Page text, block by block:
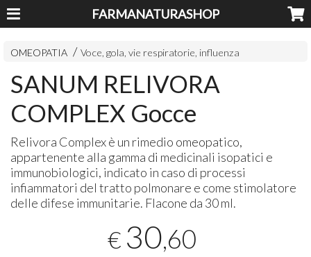
FARMANATURASHOP
OMEOPATIA Voce, gola, vie respiratorie, influenza
SANUM RELIVORA
COMPLEX Gocce
Relivora Complex è un rimedio omeopatico,
appartenente alla gamma di medicinali isopatici e
immunobiologici, indicato in caso di processi
infiammatori del tratto polmonare e come stimolatore
delle difese immunitarie. Flacone da 30 ml.
€ 30,60